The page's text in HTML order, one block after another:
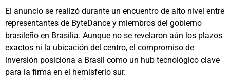
El anuncio se realizó durante un encuentro de alto nivel entre
representantes de ByteDance y miembros del gobierno
brasileño en Brasilia. Aunque no se revelaron aún los plazos
exactos ni la ubicación del centro, el compromiso de
inversión posiciona a Brasil como un hub tecnológico clave
para la firma en el hemisferio sur.